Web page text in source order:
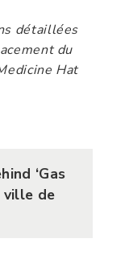
détaillées
du
Hat
‘Gas
ville de